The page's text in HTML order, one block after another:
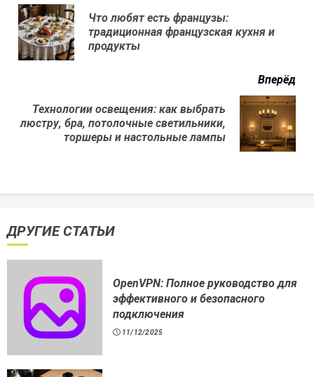
еще
Что любят есть французы:
традиционная французская кухня и
продукты
Вперёд
Next
Технологии освещения: как выбрать
люстру, бра, потолочные светильники,
торшеры и настольные лампы
ДРУГИЕ СТАТЬИ
OpenVPN: Полное руководство для
эффективного и безопасного
подключения
11/12/2025